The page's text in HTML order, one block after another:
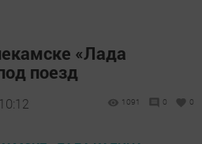
«Лада
поезд
1091 0 0